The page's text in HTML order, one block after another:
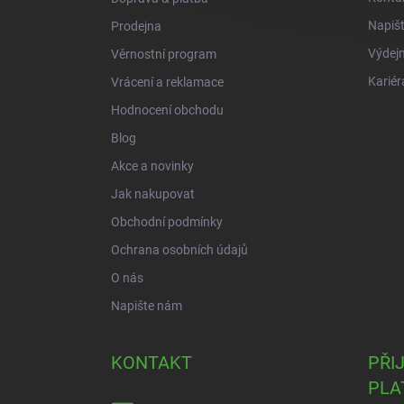
Prodejna
Věrnostní program
Vrácení a reklamace
Hodnocení obchodu
Blog
Akce a novinky
Jak nakupovat
Obchodní podmínky
Ochrana osobních údajů
O nás
Napište nám
KONTAKT